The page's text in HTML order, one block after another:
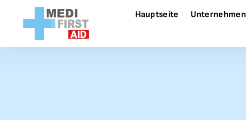
Zum Inhalt springen
Hauptseite
Unternehmen